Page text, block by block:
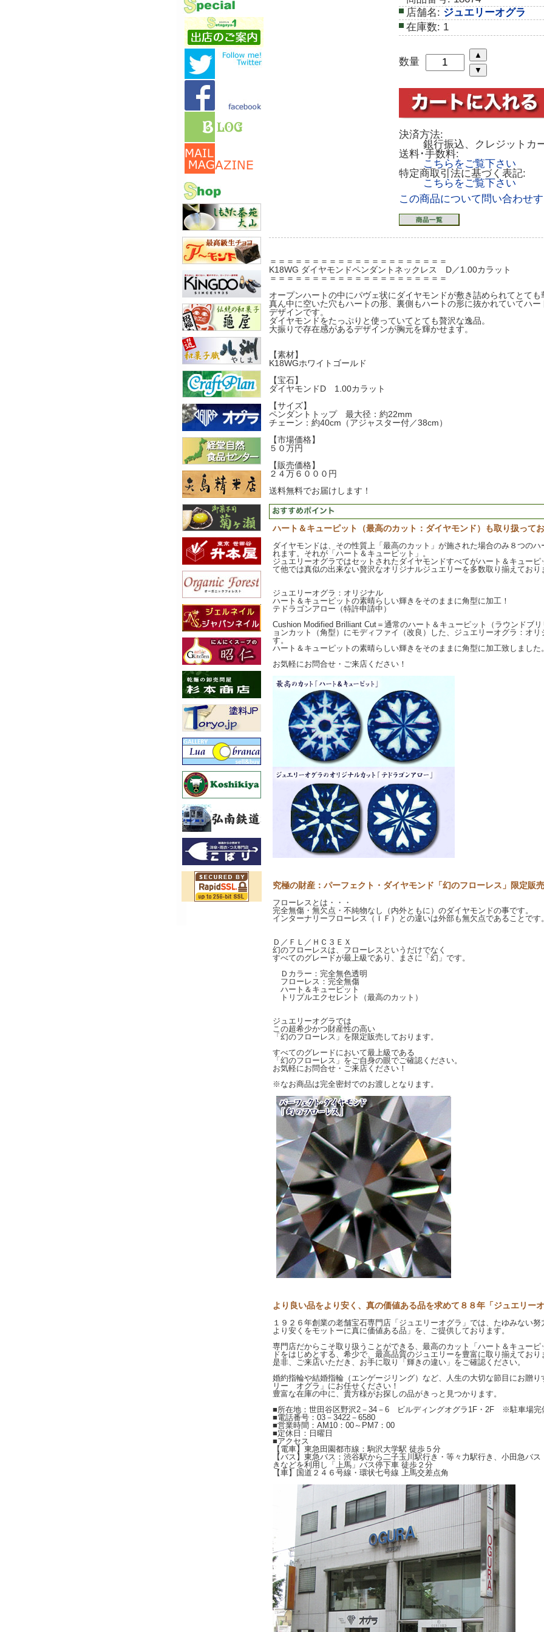
店舗名: ジュエリーオグラ
在庫数: 1
数量
決済方法:
銀行振込、クレジットカ
送料･手数料:
こちらをご覧下さい
特定商取引法に基づく表記:
こちらをご覧下さい
この商品について問い合わせ
＝＝＝＝＝＝＝＝＝＝＝＝＝＝＝＝＝＝＝＝＝
K18WG ダイヤモンドペンダントネックレス D／1.00カラット
＝＝＝＝＝＝＝＝＝＝＝＝＝＝＝＝＝＝＝＝＝
オープンハートの中にパヴェ状にダイヤモンドが敷き詰められてとても
真ん中に空いた穴もハートの形、裏側もハートの形に抜かれていてハー
デザインです。
ダイヤモンドをたっぷりと使っていてとても贅沢な逸品。
大振りで存在感があるデザインが胸元を輝かせます。
【素材】
K18WGホワイトゴールド
【宝石】
ダイヤモンドD 1.00カラット
【サイズ】
ペンダントトップ 最大径：約22mm
チェーン：約40cm（アジャスター付／38cm）
【市場価格】
５０万円
【販売価格】
２４万６０００円
送料無料でお届けします！
ハート＆キューピット（最高のカット：ダイヤモンド）も取り扱ってお
ダイヤモンドは、その性質上「最高のカット」が施された場合のみ８つのハ
れます。それが「ハート＆キューピット」。
ジュエリーオグラではセットされたダイヤモンドすべてがハート＆キューピ
て他では真似の出来ない贅沢なオリジナルジュエリーを多数取り揃えており
ジュエリーオグラ：オリジナル
ハート＆キューピットの素晴らしい輝きをそのままに角型に加工！
テドラゴンアロー（特許申請中）
Cushion Modified Brilliant Cut＝通常のハート＆キューピット（ラウンドブ
ョンカット（角型）にモディファイ（改良）した、ジュエリーオグラ：オ
す。
ハート＆キューピットの素晴らしい輝きをそのままに角型に加工致しました。
お気軽にお問合せ・ご来店ください！
究極の財産：パーフェクト・ダイヤモンド「幻のフローレス」限定販売
フローレスとは・・・
完全無傷・無欠点・不純物なし（内外ともに）のダイヤモンドの事です。
インターナリーフローレス（ＩＦ）との違いは外部も無欠点であることです。
Ｄ／ＦＬ／ＨＣ３ＥＸ
幻のフローレスは、フローレスというだけでなく
すべてのグレードが最上級であり、まさに「幻」です。
Ｄカラー：完全無色透明
フローレス：完全無傷
ハート＆キューピット
トリプルエクセレント（最高のカット）
ジュエリーオグラでは
この超希少かつ財産性の高い
「幻のフローレス」を限定販売しております。
すべてのグレードにおいて最上級である
「幻のフローレス」をご自身の眼でご確認ください。
お気軽にお問合せ・ご来店ください！
※なお商品は完全密封でのお渡しとなります。
より良い品をより安く、真の価値ある品を求めて８８年「ジュエリーオ
１９２６年創業の老舗宝石専門店「ジュエリーオグラ」では、たゆみない
より安くをモットーに真に価値ある品」を、ご提供しております。
専門店だからこそ取り扱うことができる、最高のカット「ハート＆キュー
ドをはじめとする、希少で、最高品質のジュエリーを豊富に取り揃えており
是非、ご来店いただき、お手に取り「輝きの違い」をご確認ください。
婚約指輪や結婚指輪（エンゲージリング）など、人生の大切な節目にお贈
リー オグラ」にお任せください！
豊富な在庫の中に、貴方様がお探しの品がきっと見つかります。
■所在地：世田谷区野沢2－34－6 ビルディングオグラ1F・2F ※駐車場完
■電話番号：03－3422－6580
■営業時間：AM10：00～PM7：00
■定休日：日曜日
■アクセス
【電車】東急田園都市線：駒沢大学駅 徒歩５分
【バス】東急バス：渋谷駅から二子玉川駅行き・等々力駅行き、小田急バ
きなどを利用し「上馬」バス停下車 徒歩２分
【車】国道２４６号線・環状七号線 上馬交差点角